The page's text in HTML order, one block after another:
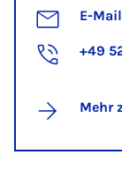
E-
+49
Mehr